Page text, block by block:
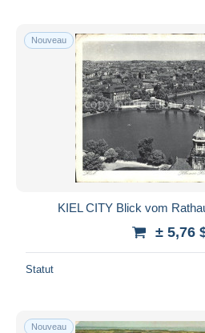
Nouveau
KIEL CITY Blick vom
± 5,76
Statut
Nouveau